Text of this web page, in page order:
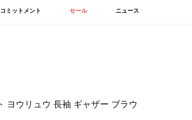
コミットメント セール ニュース
ヨウリュウ 長袖 ギャザー ブラウ